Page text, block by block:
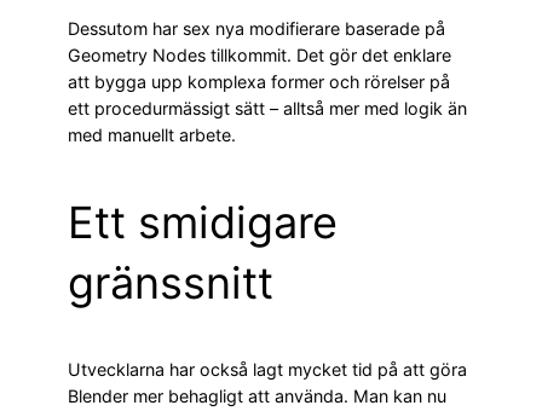
Dessutom har sex nya modifierare baserade på
Geometry Nodes tillkommit. Det gör det enklare
att bygga upp komplexa former och rörelser på
ett procedurmässigt sätt – alltså mer med logik än
med manuellt arbete.
Ett smidigare
gränssnitt
Utvecklarna har också lagt mycket tid på att göra
Blender mer behagligt att använda. Man kan nu